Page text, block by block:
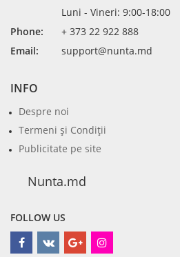
Luni - Vineri: 9:00-18:00
Phone:
+ 373 22 922 888
Email:
support@nunta.md
INFO
Despre noi
Termeni şi Condiţii
Publicitate pe site
Nunta.md
FOLLOW US